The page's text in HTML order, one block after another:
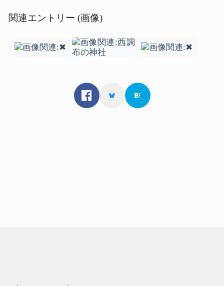
関連エントリー (画像)